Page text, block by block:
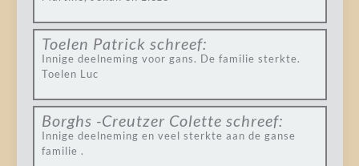
Toelen Patrick schreef:
Innige deelneming voor gans. De familie sterkte.
Toelen Luc
Borghs -Creutzer Colette schreef:
Innige deelneming en veel sterkte aan de ganse
familie .